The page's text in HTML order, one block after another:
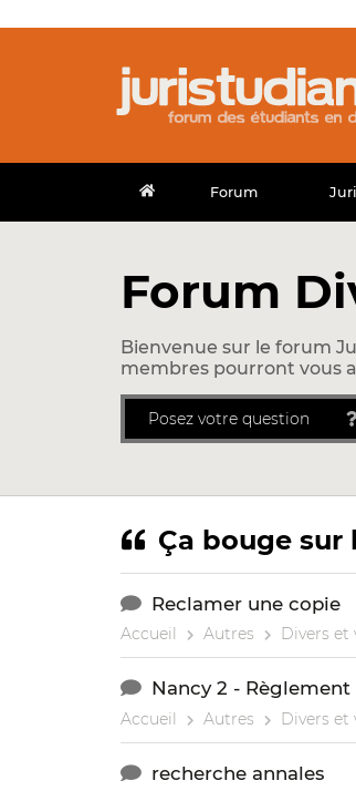
Forum
Forum
Bienvenue sur le forum
membres pourront vous
Posez votre question
Ça bouge sur
Reclamer une copie
Accueil Autres Divers et
Nancy 2 - Règlement
Accueil Autres Divers et
recherche annales